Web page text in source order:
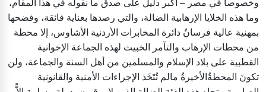
وما هذه الخلايا الإرهابية الضالة، والتي رصدها بعناية فائقة، وفضحها
بمهنية عالية فرسانُ دائرة المخابرات الأردنية الأشاوس، إلا محطة
من محطات الإرهاب والتآمر الخبيث لهذه الجماعة الإخوانية
القطبية على بلاد الإسلام والمسلمين من أهل السنة والجماعة، ولن
تكونَ المحطةُالأخيرةُ مالم تُتَخَذ الإجراءات الأمنية والقانونية